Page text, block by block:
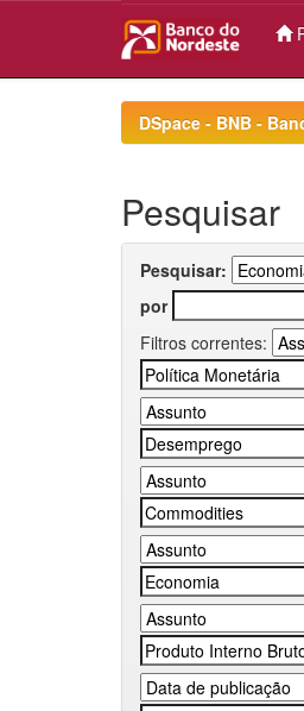
DSpace - BNB -
Pesquisar
Pesquisar:
por
Filtros correntes: